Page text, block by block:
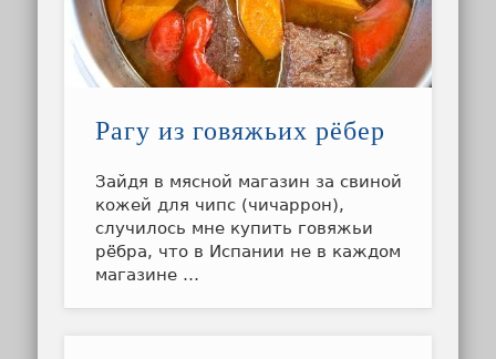
Рагу из говяжьих рёбер
Зайдя в мясной магазин за свиной
кожей для чипс (чичаррон),
случилось мне купить говяжьи
рёбра, что в Испании не в каждом
магазине …